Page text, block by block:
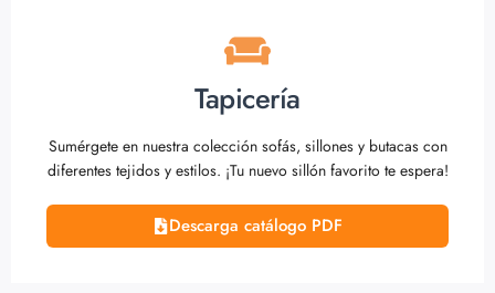
Tapicería
Sumérgete en nuestra colección sofás, sillones y butacas con
diferentes tejidos y estilos. ¡Tu nuevo sillón favorito te espera!
Descarga catálogo PDF